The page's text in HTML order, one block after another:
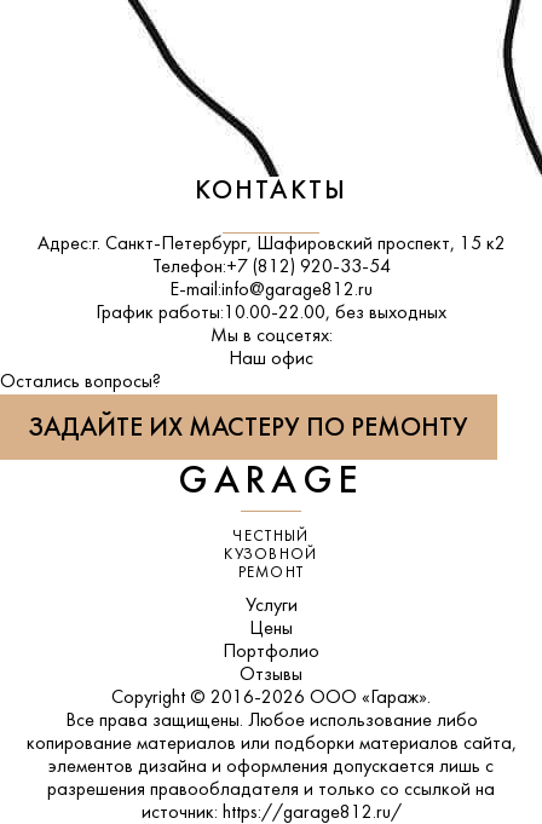
КОНТАКТЫ
Адрес:г. Санкт-Петербург, Шафировский проспект, 15 к2
Телефон:+7 (812) 920-33-54
E-mail:info@garage812.ru
График работы:10.00-22.00, без выходных
Мы в соцсетях:
ВКонтакте
Наш офис
Остались вопросы?
ЗАДАЙТЕ ИХ МАСТЕРУ ПО РЕМОНТУ
GARAGE
ЧЕСТНЫЙ
КУЗОВНОЙ
РЕМОНТ
Услуги
Цены
Портфолио
Отзывы
Copyright © 2016-2026 ООО «Гараж».
Все права защищены. Любое использование либо
копирование материалов или подборки материалов сайта,
элементов дизайна и оформления допускается лишь с
разрешения правообладателя и только со ссылкой на
источник: https://garage812.ru/